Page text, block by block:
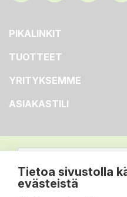
Tietoa sivustolla
evästeistä
PIKALINKIT
TUOTTEET
YRITYKSEMME
ASIAKASTILI